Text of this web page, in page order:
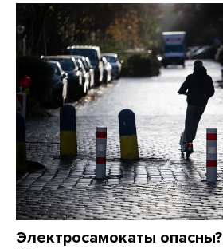
Электросамокаты опасны?